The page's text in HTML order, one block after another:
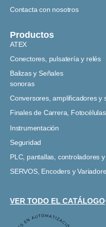
Contacta con nosotros
Productos
ATEX
Conectores, pulsatería y relés
Balizas y Señales
sonoras
Conversores, amplificadores y
Finales de Carrera,
Instrumentación
Seguridad
PLC, pantallas, controladores
SERVOS, Encoders y
VER TODO EL CATÁLOGO